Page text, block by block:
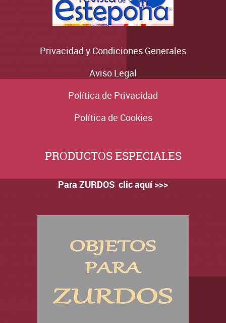
Privacidad y Condiciones Generales
Aviso Legal
Política de Privacidad
Política de Cookies
PRODUCTOS ESPECIALES
Para ZURDOS clic aquí >>>